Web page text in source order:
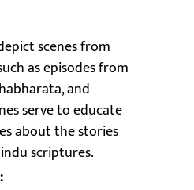
scenes from
as episodes from
and
serve to educate
about the stories
scriptures.